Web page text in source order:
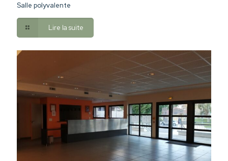
Salle polyvalente
Lire la suite